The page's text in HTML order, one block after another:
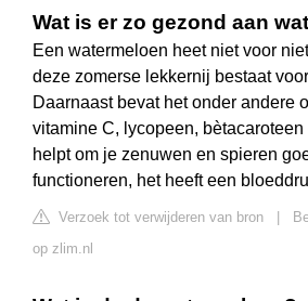
Wat is er zo gezond aan
Een watermeloen heet niet voor
deze zomerse lekkernij bestaat
Daarnaast bevat het onder andere
vitamine C, lycopeen,
helpt om je zenuwen en spieren
functioneren, het heeft een
Verzoek tot verwijderen van bron
op zlim.nl